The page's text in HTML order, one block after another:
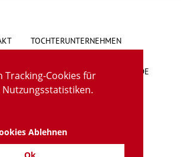
Tracking-Cookies für
Ablehnen
TOCHTERUNTERNEHMEN
VORSCHLAG/BESCHWERDE
DATENSCHUTZ